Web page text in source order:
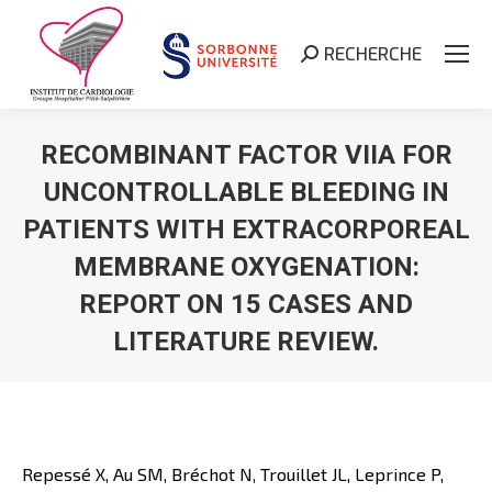
Search:
RECHERCHE
RECOMBINANT FACTOR VIIA FOR
UNCONTROLLABLE BLEEDING IN
PATIENTS WITH EXTRACORPOREAL
MEMBRANE OXYGENATION:
REPORT ON 15 CASES AND
LITERATURE REVIEW.
Repessé X, Au SM, Bréchot N, Trouillet JL, Leprince P,